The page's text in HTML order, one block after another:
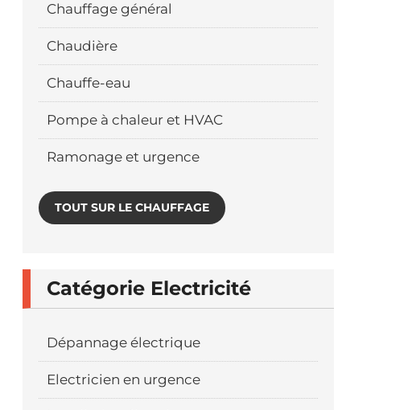
Chauffage général
Chaudière
Chauffe-eau
Pompe à chaleur et HVAC
Ramonage et urgence
TOUT SUR LE CHAUFFAGE
Catégorie Electricité
Dépannage électrique
Electricien en urgence